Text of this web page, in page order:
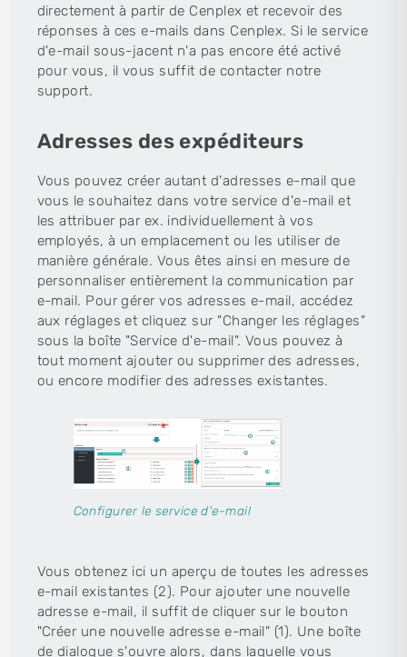
directement à partir de Cenplex et recevoir des
réponses à ces e-mails dans Cenplex. Si le service
d'e-mail sous-jacent n'a pas encore été activé
pour vous, il vous suffit de contacter notre
support.
Adresses des expéditeurs
Vous pouvez créer autant d'adresses e-mail que
vous le souhaitez dans votre service d'e-mail et
les attribuer par ex. individuellement à vos
employés, à un emplacement ou les utiliser de
manière générale. Vous êtes ainsi en mesure de
personnaliser entièrement la communication par
e-mail. Pour gérer vos adresses e-mail, accédez
aux réglages et cliquez sur "Changer les réglages"
sous la boîte "Service d'e-mail". Vous pouvez à
tout moment ajouter ou supprimer des adresses,
ou encore modifier des adresses existantes.
Configurer le service d'e-mail
Vous obtenez ici un aperçu de toutes les adresses
e-mail existantes (2). Pour ajouter une nouvelle
adresse e-mail, il suffit de cliquer sur le bouton
"Créer une nouvelle adresse e-mail" (1). Une boîte
de dialogue s'ouvre alors, dans laquelle vous